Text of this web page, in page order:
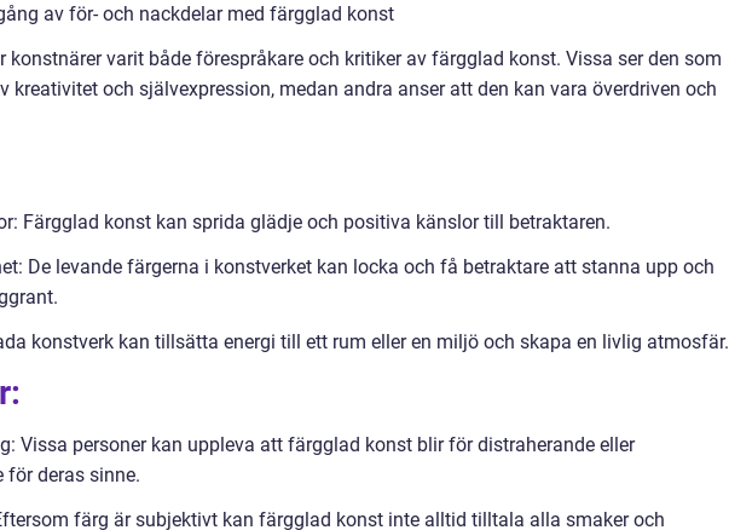
av för- och nackdelar med färgglad konst
konstnärer varit både förespråkare och kritiker av färgglad konst. Vissa ser den som
kreativitet och självexpression, medan andra anser att den kan vara överdriven och
Färgglad konst kan sprida glädje och positiva känslor till betraktaren.
De levande färgerna i konstverket kan locka och få betraktare att stanna upp och
konstverk kan tillsätta energi till ett rum eller en miljö och skapa en livlig atmosfär.
Vissa personer kan uppleva att färgglad konst blir för distraherande eller
för deras sinne.
färg är subjektivt kan färgglad konst inte alltid tilltala alla smaker och